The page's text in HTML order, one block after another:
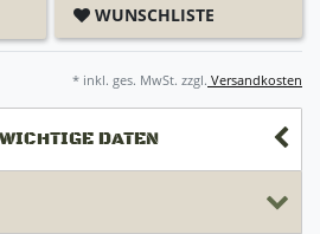
WUNSCHLISTE
* inkl. ges. MwSt. zzgl. Versandkosten
DATEN